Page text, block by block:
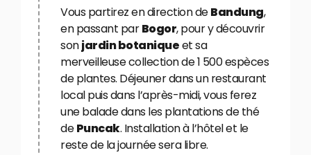
Vous partirez en direction deBandung,
en passant parBogor, pour y découvrir
sonjardin botaniqueet sa
merveilleuse collection de 1 500 espèces
de plantes. Déjeuner dans un restaurant
local puis dans l’après-midi, vous ferez
une balade dans les plantations de thé
dePuncak. Installation à l’hôtel et le
reste de la journée sera libre.